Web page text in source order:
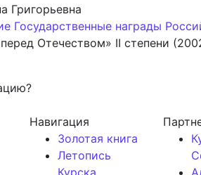
Григорьевна
Государственные награды
Отечеством» II степени
Навигация
Золотая книга
Летопись
Курска